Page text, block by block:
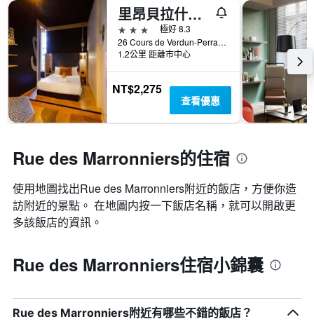
里昂貝拉什中央酒店 - 里昂
3星級
極好 8.3
26 Cours de Verdun-Perrache, 里昂, Lyon Metropolis, 法國
1.2公里 距離市中心
NT$2,275
查看優惠
Rue des Marronniers的住宿
使用地圖找出Rue des Marronniers​附近的飯店，方便你造
訪附近的景點。 在地圖内按一下飯店名稱，就可以開啟更
多該飯店的資訊。
Rue des Marronniers住宿小錦囊
Rue des Marronniers附近有哪些不錯的飯店？